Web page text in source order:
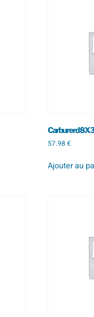
Carbure rd 8 X
57.98 €
Ajouter au